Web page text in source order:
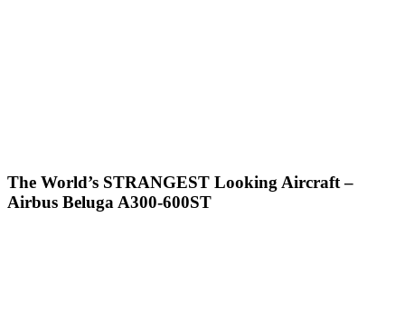
The World’s STRANGEST Looking Aircraft –
Airbus Beluga A300-600ST